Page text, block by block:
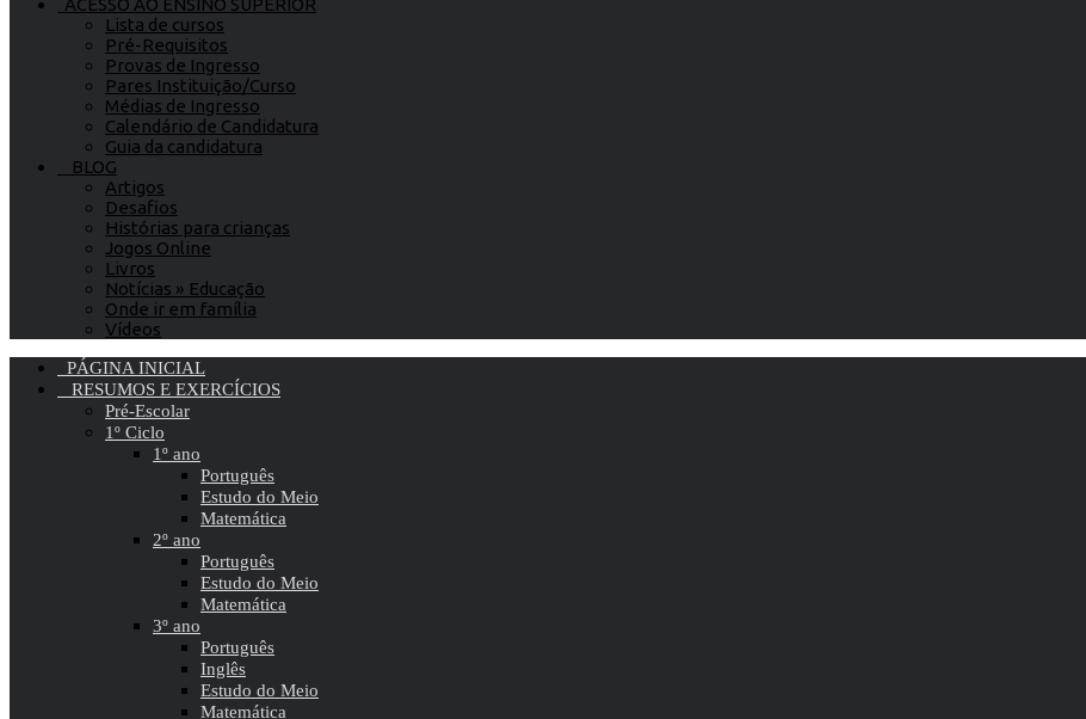
ACESSO AO ENSINO SUPERIOR
Lista de cursos
Pré-Requisitos
Provas de Ingresso
Pares Instituição/Curso
Médias de Ingresso
Calendário de Candidatura
Guia da candidatura
BLOG
Artigos
Desafios
Histórias para crianças
Jogos Online
Livros
Notícias » Educação
Onde ir em família
Vídeos
PÁGINA INICIAL
RESUMOS E EXERCÍCIOS
Pré-Escolar
1º Ciclo
1º ano
Português
Estudo do Meio
Matemática
2º ano
Português
Estudo do Meio
Matemática
3º ano
Português
Inglês
Estudo do Meio
Matemática